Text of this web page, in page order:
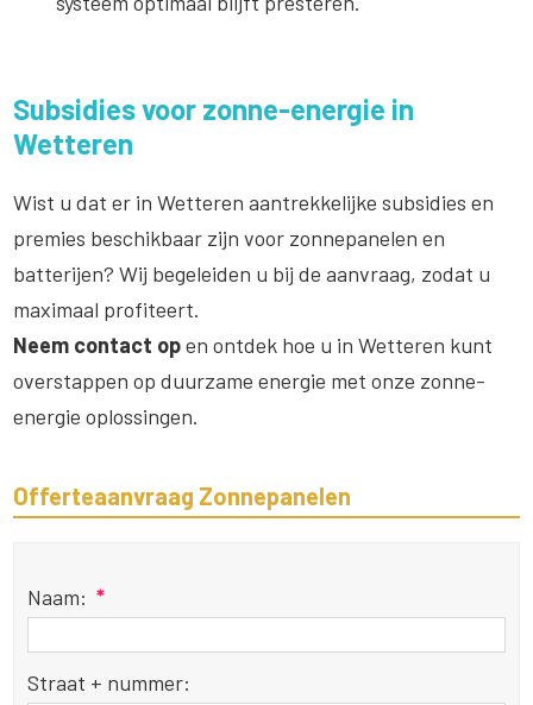
Subsidies voor zonne-energie in
Wetteren
Wist u dat er in Wetteren aantrekkelijke subsidies en
premies beschikbaar zijn voor zonnepanelen en
batterijen? Wij begeleiden u bij de aanvraag, zodat u
maximaal profiteert.
Neem contact open ontdek hoe u in Wetteren kunt
overstappen op duurzame energie met onze zonne-
energie oplossingen.
Offerteaanvraag Zonnepanelen
Naam: *
Straat + nummer: